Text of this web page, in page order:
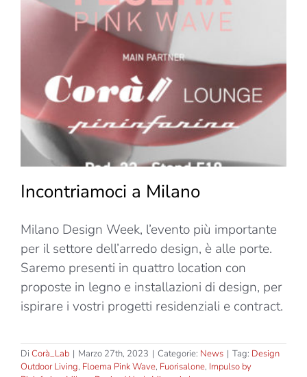
Porto
Lotti
a
Spezia
Incontriamoci a Milano
Milano Design Week, l’evento più importante
per il settore dell’arredo design, è alle porte.
Saremo presenti in quattro location con
proposte in legno e installazioni di design, per
ispirare i vostri progetti residenziali e contract.
Di Corà_Lab | Marzo 27th, 2023 | Categorie: News | Tag: Design
Outdoor Living, Floema Pink Wave, Fuorisalone, Impulso by